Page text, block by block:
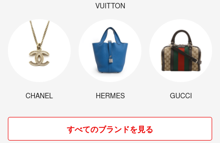
VUITTON
CHANEL HERMES GUCCI
すべてのブランドを見る